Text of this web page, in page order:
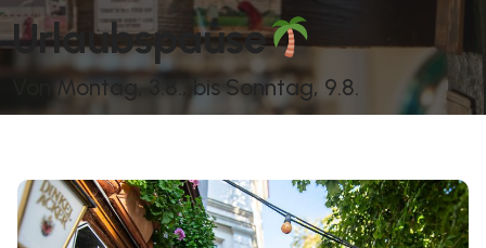
Urlaubspause
Von Montag, 3.8., bis Sonntag, 9.8.